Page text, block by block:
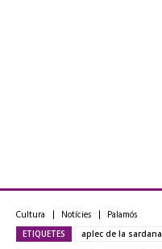
Cultura Notícies Palamós
ETIQUETES aplec de la sardana